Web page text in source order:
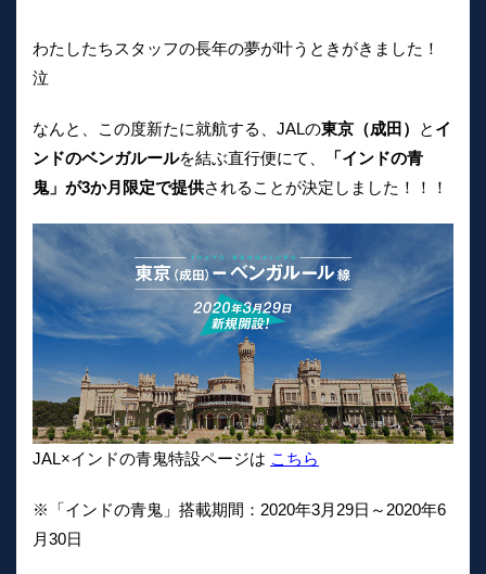
わたしたちスタッフの長年の夢が叶うときがきました！
泣
なんと、この度新たに就航する、JALの東京（成田） と イ
ンドのベンガルールを結ぶ直行便にて、
「インドの青
鬼」が3か月限定で提供されることが決定しました！！！
JAL×インドの青鬼特設ページは こちら
※「インドの青鬼」搭載期間：2020年3月29日～2020年6
月30日